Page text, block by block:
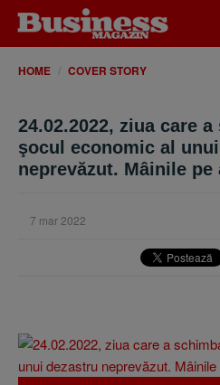
HOME COVER STORY
24.02.2022, ziua care
şocul economic al
neprevăzut. Mâinile pe
7 mar 2022